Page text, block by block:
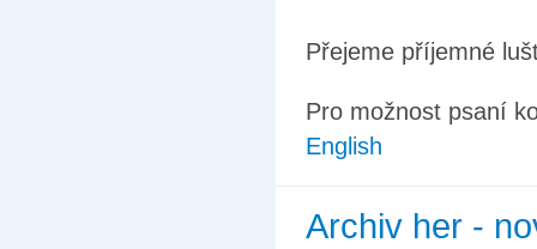
Přejeme příjemné
Pro možnost psaní
English
Archiv her -